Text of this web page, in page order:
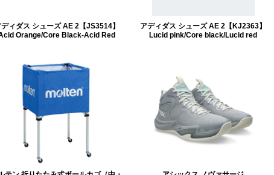
ィダス シューズ AE 2【JS3514】
Orange/Core Black-Acid Red
アディダス シューズ AE 2【KJ2363】
Lucid pink/Core black/Lucid red